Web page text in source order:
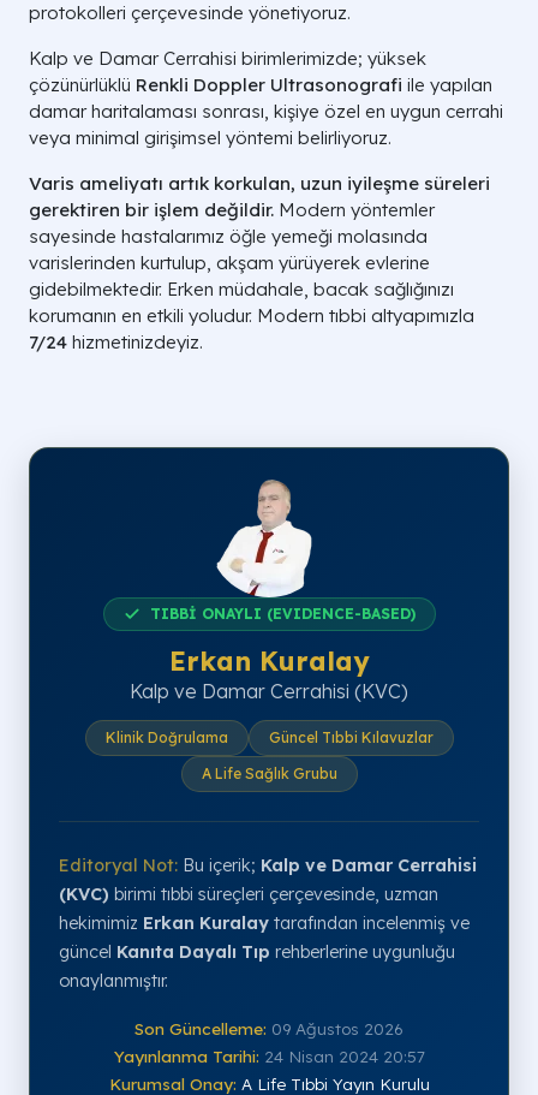
protokolleri çerçevesinde yönetiyoruz.
Kalp ve Damar Cerrahisi birimlerimizde; yüksek
çözünürlüklü Renkli Doppler Ultrasonografi ile yapılan
damar haritalaması sonrası, kişiye özel en uygun cerrahi
veya minimal girişimsel yöntemi belirliyoruz.
Varis ameliyatı artık korkulan, uzun iyileşme süreleri
gerektiren bir işlem değildir. Modern yöntemler
sayesinde hastalarımız öğle yemeği molasında
varislerinden kurtulup, akşam yürüyerek evlerine
gidebilmektedir. Erken müdahale, bacak sağlığınızı
korumanın en etkili yoludur. Modern tıbbi altyapımızla
7/24 hizmetinizdeyiz.
TIBBİ ONAYLI (EVIDENCE-BASED)
Erkan Kuralay
Kalp ve Damar Cerrahisi (KVC)
Klinik Doğrulama
Güncel Tıbbi Kılavuzlar
A Life Sağlık Grubu
Editoryal Not: Bu içerik; Kalp ve Damar Cerrahisi
(KVC) birimi tıbbi süreçleri çerçevesinde, uzman
hekimimiz Erkan Kuralay tarafından incelenmiş ve
güncel Kanıta Dayalı Tıp rehberlerine uygunluğu
onaylanmıştır.
Son Güncelleme: 09 Ağustos 2026
Yayınlanma Tarihi: 24 Nisan 2024 20:57
Kurumsal Onay: A Life Tıbbi Yayın Kurulu